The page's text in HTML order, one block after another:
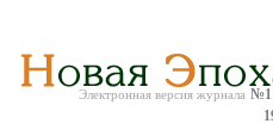
Электронная версия журнала №1